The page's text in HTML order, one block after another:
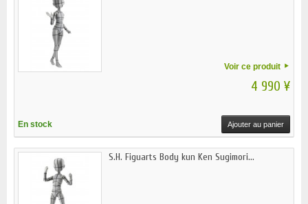
Voir ce produit
4 990 ¥
En stock Ajouter au panier
S.H. Figuarts Body kun Ken Sugimori...